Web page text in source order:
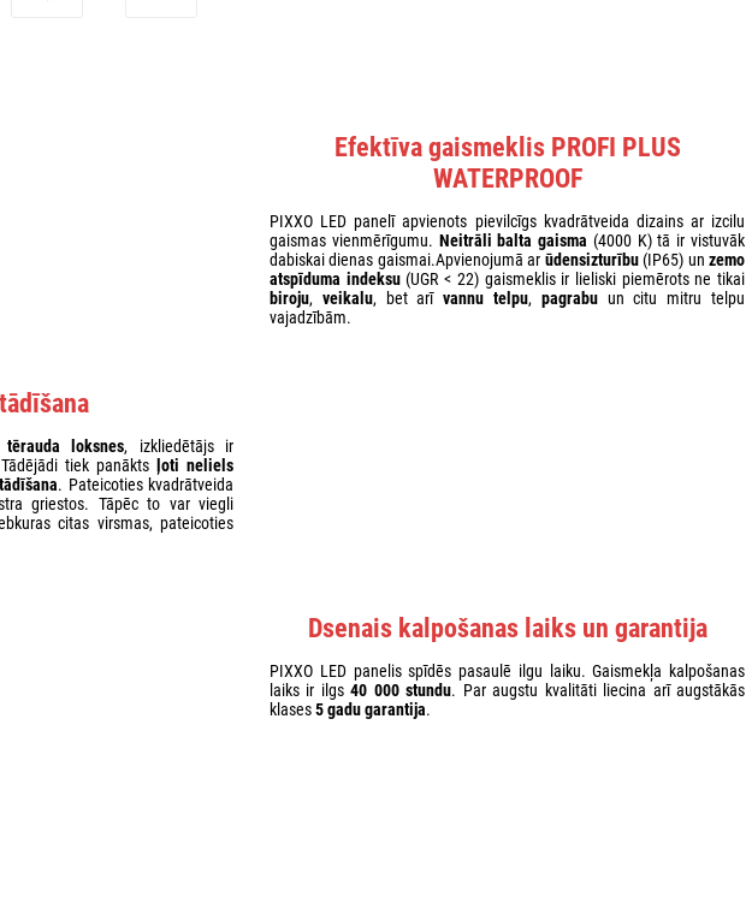
Efektīva gaismeklis PROFI PLUS
WATERPROOF
PIXXO LED panelī apvienots pievilcīgs kvadrātveida dizains ar izcilu
gaismas vienmērīgumu. Neitrāli balta gaisma (4000 K) tā ir vistuvāk
dabiskai dienas gaismai.Apvienojumā ar ūdensizturību(IP65) unzemo
atspīduma indeksu(UGR < 22) gaismeklis ir lieliski piemērots ne tikai
biroju, veikalu, bet arīvannu telpu, pagrabuun citu mitru telpu
vajadzībām.
loksnes, izkliedētājs ir
tiek panākts ļoti neliels
. Pateicoties kvadrātveida
griestos. Tāpēc to var viegli
citas virsmas, pateicoties
Dsenais kalpošanas laiks un garantija
PIXXO LED panelis spīdēs pasaulē ilgu laiku. Gaismekļa kalpošanas
laiks ir ilgs40 000 stundu. Par augstu kvalitāti liecina arī augstākās
klases5 gadu garantija.